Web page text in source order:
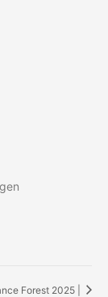
Forest 2025 |